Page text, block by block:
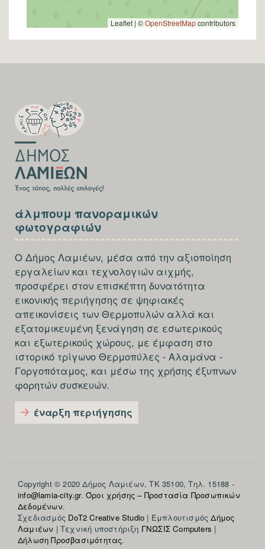
Leaflet | ©OpenStreetMapcontributors
FOOTER-
FIRST
SECTION
FOOTER-
THIRD
άλμπουμ πανοραμικών
φωτογραφιών
Ο Δήμος Λαμιέων, μέσα από την αξιοποίηση
εργαλείων και τεχνολογιών αιχμής,
προσφέρει στον επισκέπτη δυνατότητα
εικονικής περιήγησης σε ψηφιακές
απεικονίσεις των Θερμοπυλών αλλά και
εξατομικευμένη ξενάγηση σε εσωτερικούς
και εξωτερικούς χώρους, με έμφαση στο
ιστορικό τρίγωνο Θερμοπύλες - Αλαμάνα -
Γοργοπόταμος, και μέσω της χρήσης έξυπνων
φορητών συσκευών.
έναρξη περιήγησης
Section
footer-
fifth
Copyright © 2020 Δήμος Λαμιέων, ΤΚ 35100, Τηλ. 15188 -
info@lamia-city.gr.Όροι χρήσης – Προστασία Προσωπικών
Δεδομένων.
Σχεδιασμός DoT2 Creative Studio | ΕμπλουτισμόςΔήμος
Λαμιέων | Τεχνική υποστήριξη ΓΝΩΣΙΣ Computers |
Δήλωση Προσβασιμότητας.